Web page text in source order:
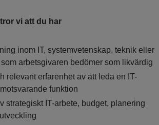
vi att du har
inom IT, systemvetenskap, teknik eller
arbetsgivaren bedömer som likvärdig
relevant erfarenhet av att leda en IT-
funktion
strategiskt IT-arbete, budget, planering